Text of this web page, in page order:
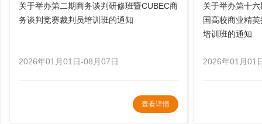
关于举办第二期商务谈判研修班暨CUBEC商
务谈判竞赛裁判员培训班的通知
2026年01月01日-08月07日
查看详情
关于举办第十
国高校商业精
培训班的通知
2026年01月01